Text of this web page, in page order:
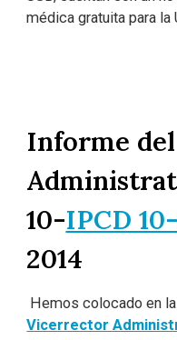
médica gratuita para la
Informe
10-IPCD
2014
Hemos colocado en
Vicerrector